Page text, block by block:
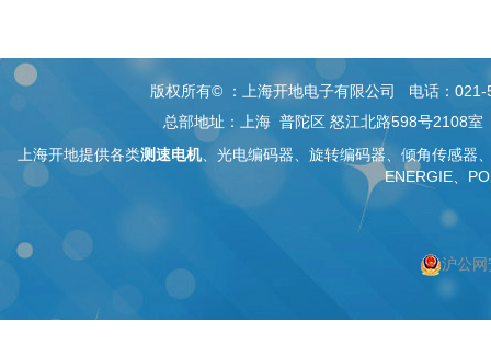
版权所有© ：上海开地电子有限公司 电话：
总部地址：上海 普陀区 怒江北路598号2108室
上海开地提供各类测速电机、 光电编码器 、旋转编码器、 倾角传感器
ENERGIE、
沪公